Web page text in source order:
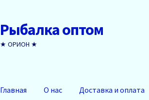
Перейти
к
навигации
Перейти
к
содержимому
Рыбалка оптом
★ ОРИОН ★
Главная О нас Доставка и оплата